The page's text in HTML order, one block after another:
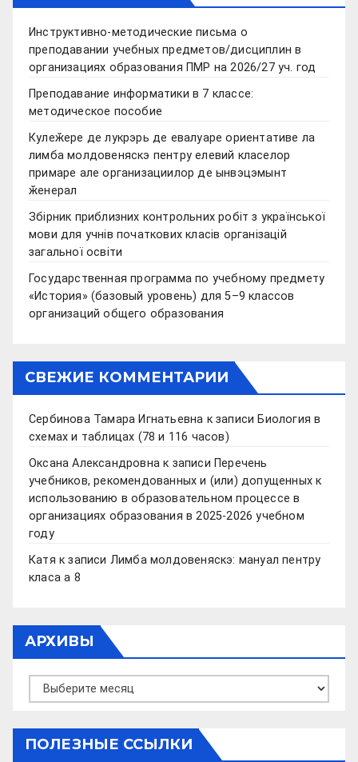
Инструктивно-методические письма о
преподавании учебных предметов/дисциплин в
организациях образования ПМР на 2026/27 уч. год
Преподавание информатики в 7 классе:
методическое пособие
Кулеӂере де лукрэрь де евалуаре ориентативе ла
лимба молдовеняскэ пентру елевий класелор
примаре але организациилор де ынвэцэмынт
ӂенерал
Збірник приблизних контрольних робіт з української
мови для учнів початкових класів організацій
загальної освіти
Государственная программа по учебному предмету
«История» (базовый уровень) для 5–9 классов
организаций общего образования
СВЕЖИЕ КОММЕНТАРИИ
Сербинова Тамара Игнатьевна к записи Биология в
схемах и таблицах (78 и 116 часов)
Оксана Александровна к записи Перечень
учебников, рекомендованных и (или) допущенных к
использованию в образовательном процессе в
организациях образования в 2025-2026 учебном
году
Катя к записи Лимба молдовеняскэ: мануал пентру
класа а 8
АРХИВЫ
Архивы
ПОЛЕЗНЫЕ ССЫЛКИ